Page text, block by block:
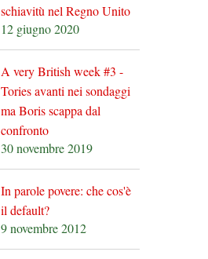
schiavitù nel Regno Unito
12 giugno 2020
A very British week #3 -
Tories avanti nei sondaggi
ma Boris scappa dal
confronto
30 novembre 2019
In parole povere: che cos'è
il default?
9 novembre 2012